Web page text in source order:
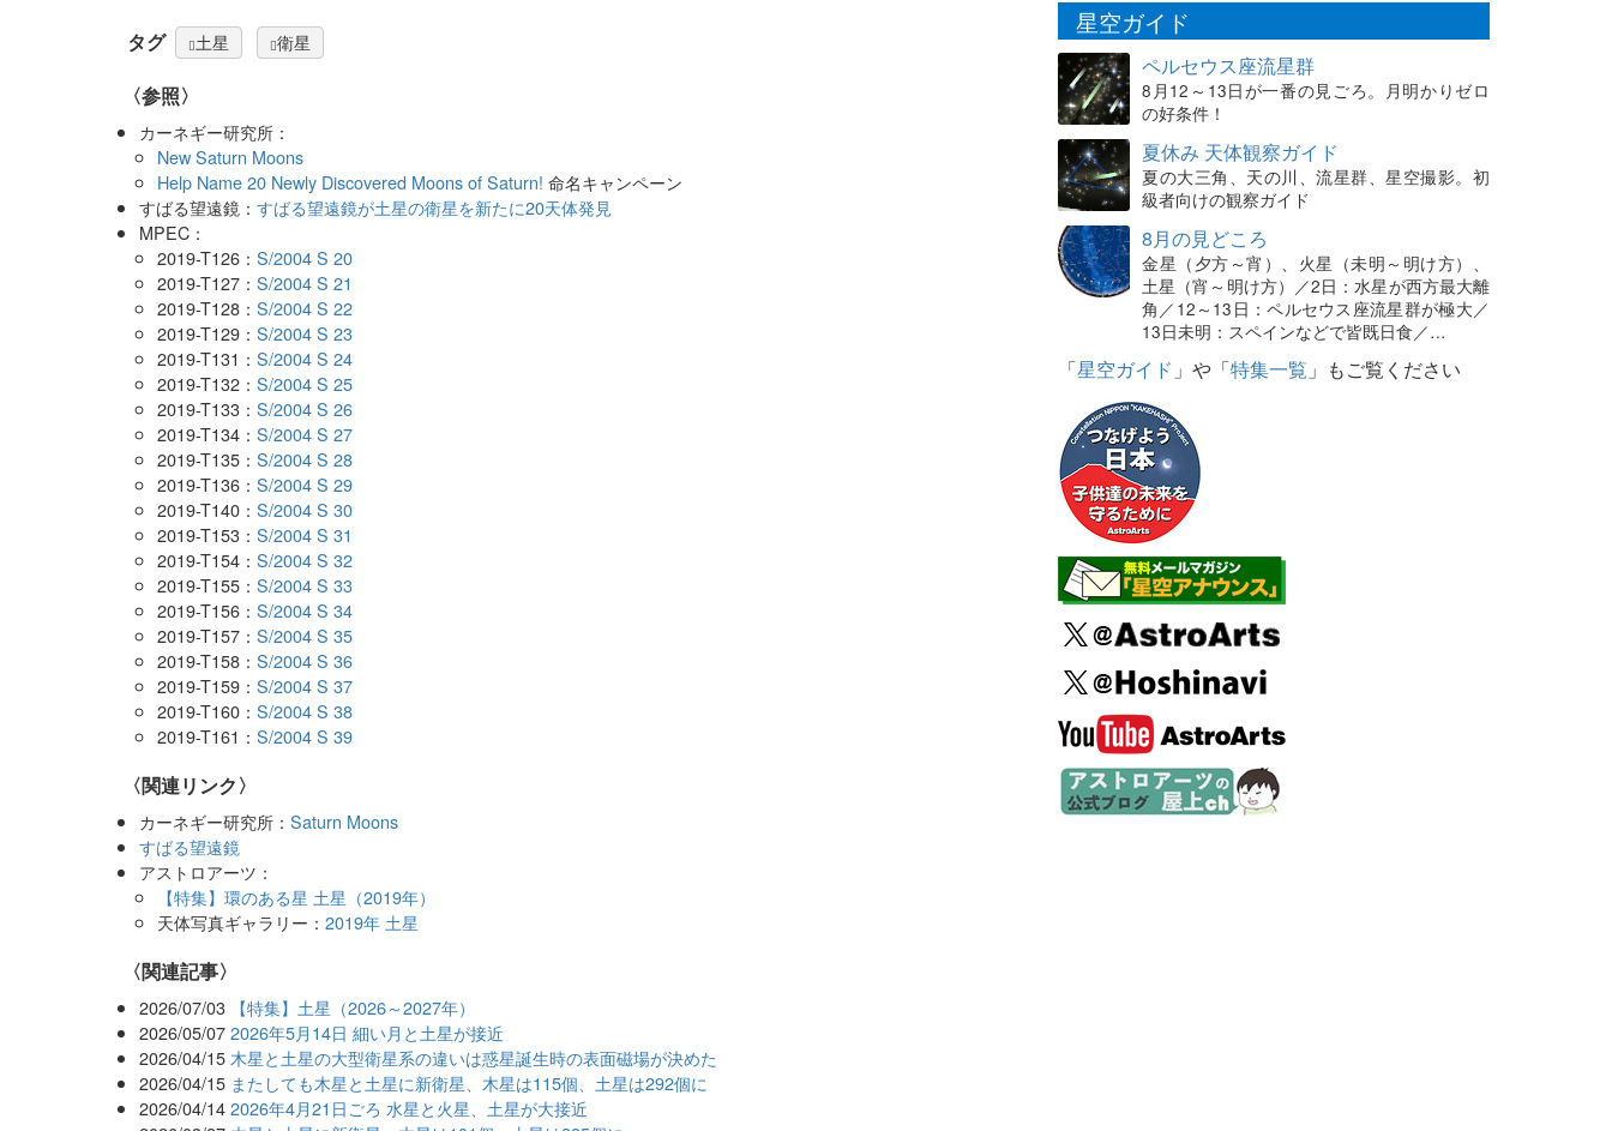
タグ 土星 衛星
〈参照〉
カーネギー研究所：
New Saturn Moons
Help Name 20 Newly Discovered Moons of Saturn! 命名キャンペーン
すばる望遠鏡：すばる望遠鏡が土星の衛星を新たに20天体発見
MPEC：
2019-T126： S/2004 S 20
2019-T127： S/2004 S 21
2019-T128： S/2004 S 22
2019-T129： S/2004 S 23
2019-T131： S/2004 S 24
2019-T132： S/2004 S 25
2019-T133： S/2004 S 26
2019-T134： S/2004 S 27
2019-T135： S/2004 S 28
2019-T136： S/2004 S 29
2019-T140： S/2004 S 30
2019-T153： S/2004 S 31
2019-T154： S/2004 S 32
2019-T155： S/2004 S 33
2019-T156： S/2004 S 34
2019-T157： S/2004 S 35
2019-T158： S/2004 S 36
2019-T159： S/2004 S 37
2019-T160： S/2004 S 38
2019-T161： S/2004 S 39
〈関連リンク〉
カーネギー研究所：Saturn Moons
すばる望遠鏡
アストロアーツ：
【特集】環のある星 土星（2019年）
天体写真ギャラリー： 2019年 土星
関連記事
2026/07/03 【特集】土星（2026～2027年）
2026/05/07 2026年5月14日 細い月と土星が接近
2026/04/15 木星と土星の大型衛星系の違いは惑星誕生時の表面磁場が決めた
2026/04/15 またしても木星と土星に新衛星、木星は115個、土星は292個に
2026/04/14 2026年4月21日ごろ 水星と火星、土星が大接近
星空ガイド
ペルセウス座流星群
8月12～13日が一番の見ごろ。月明かりゼロ
の好条件！
夏休み 天体観察ガイド
夏の大三角、天の川、流星群、星空撮影。初
級者向けの観察ガイド
8月の見どころ
金星（夕方～宵）、火星（未明～明け方）、
土星（宵～明け方）／2日：水星が西方最大離
角／12～13日：ペルセウス座流星群が極大／
13日未明：スペインなどで皆既日食／…
「星空ガイド 」や「特集一覧 」もご覧ください